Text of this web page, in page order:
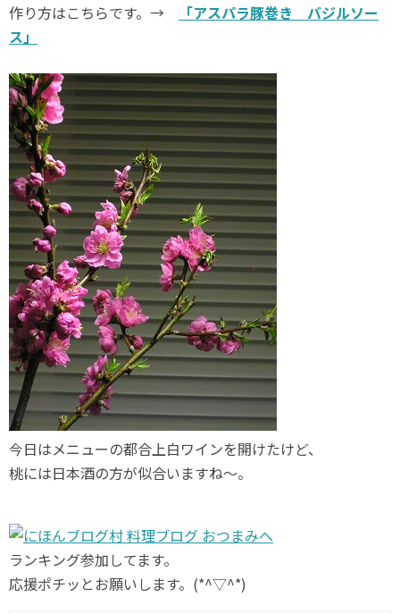
作り方はこちらです。→
「アスパラ豚巻き バジルソー
ス」
今日はメニューの都合上白ワインを開けたけど、
桃には日本酒の方が似合いますね～。
ランキング参加してます。
応援ポチッとお願いします。(*^▽^*)